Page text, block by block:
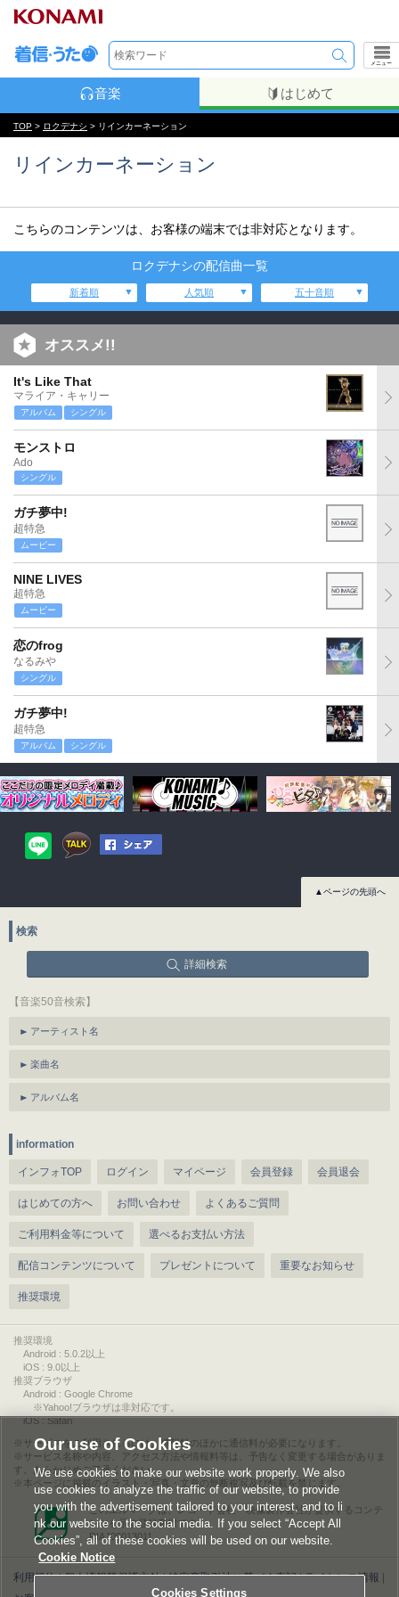
メニュー
音楽 はじめて
TOP > ロクデナシ > リインカーネーション
リインカーネーション
こちらのコンテンツは、お客様の端末では非対応となります。
ロクデナシの配信曲一覧
新着順 人気順 五十音順
オススメ!!
It's Like That
マライア・キャリー
アルバム シングル
モンストロ
Ado
シングル
ガチ夢中!
超特急
ムービー
NINE LIVES
超特急
ムービー
恋のfrog
なるみや
シングル
ガチ夢中!
超特急
アルバム シングル
▲ページの先頭へ
検索
詳細検索
【音楽50音検索】
アーティスト名
楽曲名
アルバム名
information
インフォTOP ログイン マイページ 会員登録 会員退会
はじめての方へ お問い合わせ よくあるご質問
ご利用料金等について 選べるお支払い方法
配信コンテンツについて プレゼントについて 重要なお知らせ
推奨環境
推奨環境
Android : 5.0.2以上
iOS : 9.0以上
推奨ブラウザ
Android : Google Chrome
※Yahoo!ブラウザは非対応です。
iOS : Safari
サービスをご利用されるには、情報料のほかに通信料が必要になります。
サービス名称や内容、アクセス方法や情報料等は、予告なく変更する場合がありま
す。あらかじめご了承ください。
本ページに掲載のイラスト・写真・文章の無断複写及び転載を禁じます。
このエルマークは、レコード会社・映像製作会社が提供するコンテ
ンツを示す登録商標です。
RIAJ00013011
利用規約|個人情報等保護方針|特定商取引法に基づく表記|ライセンス情報
Our use of Cookies
We use cookies to make our website work properly. We also
use cookies to analyze the traffic of our website, to provide
you with the advertisement tailored to your interest, and to li
nk our website to the social media. If you select “Accept All
Cookies”, all of these cookies will be used on our website.
Cookie Notice
Cookies Settings